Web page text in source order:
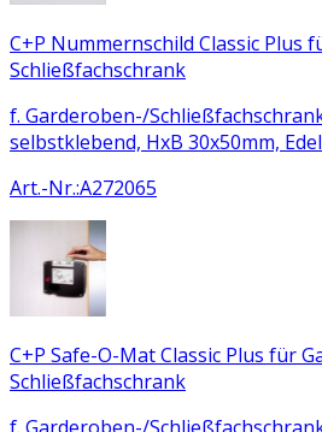
C+P Nummernschild Classic Plus
Schließfachschrank
f. Garderoben-/
selbstklebend, HxB 30x50mm,
Art.-Nr.:A272065
C+P Safe-O-Mat Classic Plus für
Schließfachschrank
f. Garderoben-/